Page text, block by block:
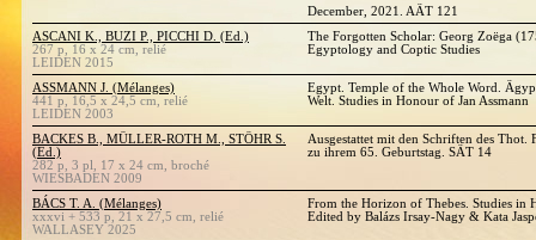
December, 2021. AÄT 121
ASCANI K., BUZI P., PICCHI D. (Ed.)
267 p, 16 x 24 cm, relié
LEIDEN 2015
The Forgotten Scholar: Georg Zoëga
Egyptology and Coptic Studies
ASSMANN J. (Mélanges)
441 p, 16,5 x 24,5 cm, relié
LEIDEN 2003
Egypt. Temple of the Whole Word.
Welt. Studies in Honour of Jan Assmann
BACKES B., MÜLLER-ROTH M., STÖHR S.
(Ed.)
282 p, 3 pl, 17 x 24 cm, broché
WIESBADEN 2009
Ausgestattet mit den Schriften des
zu ihrem 65. Geburtstag. SÄT 14
BÁCS T. A. (Mélanges)
xxxvi + 533 p, 21 x 27,5 cm, relié
WALLASEY 2025
From the Horizon of Thebes. Studies in
Edited by Balázs Irsay-Nagy & Kata